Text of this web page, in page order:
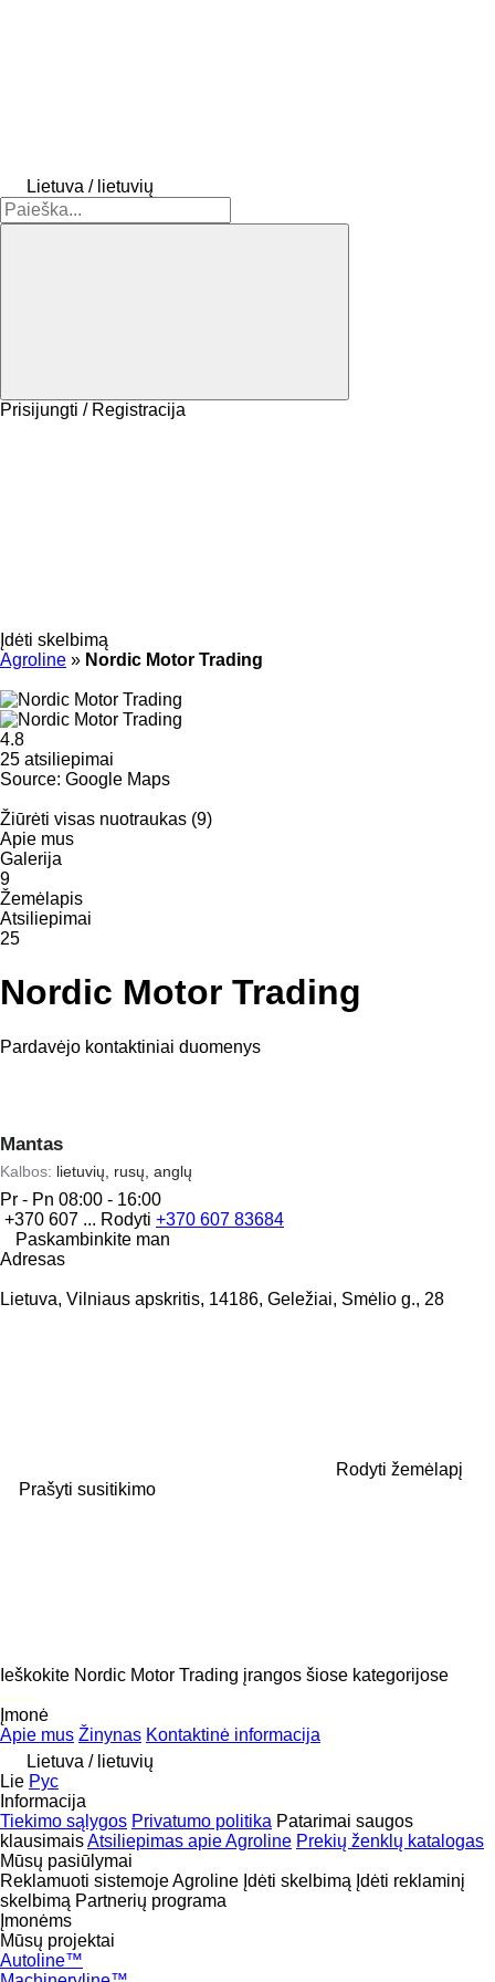
Lietuva / lietuvių
Prisijungti / Registracija
Įdėti skelbimą
Agroline » Nordic Motor Trading
4.8
25 atsiliepimai
Source: Google Maps
Žiūrėti visas nuotraukas (9)
Apie mus
Galerija
9
Žemėlapis
Atsiliepimai
25
Nordic Motor Trading
Pardavėjo kontaktiniai duomenys
Mantas
Kalbos: lietuvių, rusų, anglų
Pr - Pn 08:00 - 16:00
+370 607 ... Rodyti +370 607 83684
Paskambinkite man
Adresas
Lietuva, Vilniaus apskritis, 14186, Geležiai, Smėlio g., 28
Rodyti žemėlapį
Prašyti susitikimo
Ieškokite Nordic Motor Trading įrangos šiose kategorijose
disallow-in-dsa
Įmonė
Apie mus Žinynas Kontaktinė informacija
Lietuva / lietuvių
Lie Рус
Informacija
Tiekimo sąlygos Privatumo politika Patarimai saugos
klausimaisAtsiliepimas apie Agroline Prekių ženklų katalogas
Mūsų pasiūlymai
Reklamuoti sistemoje Agroline Įdėti skelbimą Įdėti reklaminį
skelbimą Partnerių programa
Įmonėms
Mūsų projektai
Autoline™